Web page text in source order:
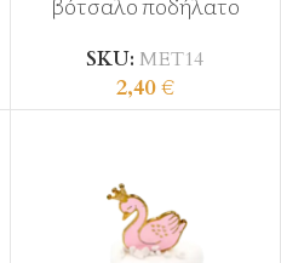
SKU:ΜΕΤ14
2,40€